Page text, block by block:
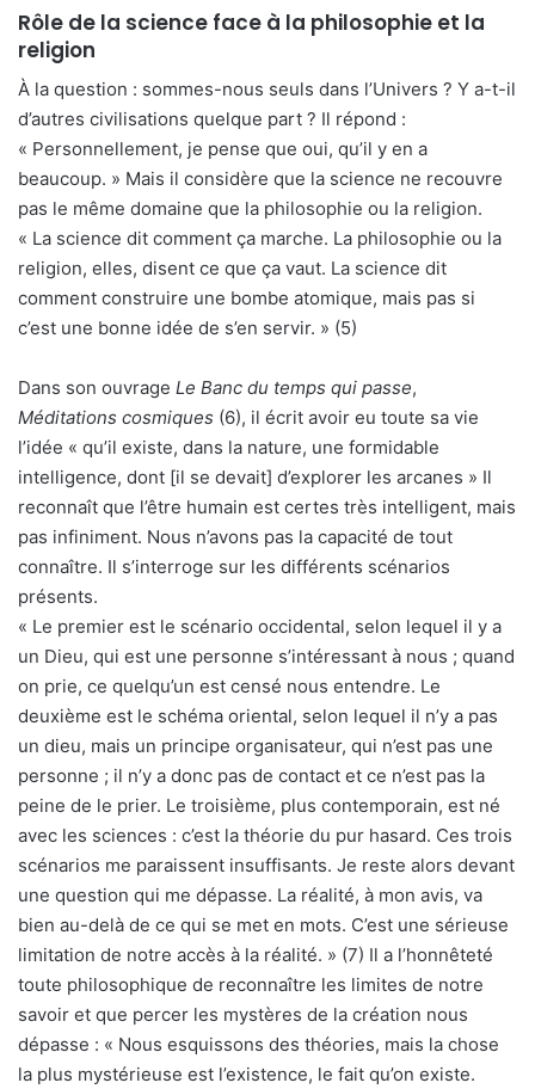
Rôle de la science face à la philosophie et la
religion
À la question : sommes-nous seuls dans l’Univers ? Y a-t-il
d’autres civilisations quelque part ? Il répond :
« Personnellement, je pense que oui, qu’il y en a
beaucoup. » Mais il considère que la science ne recouvre
pas le même domaine que la philosophie ou la religion.
« La science dit comment ça marche. La philosophie ou la
religion, elles, disent ce que ça vaut. La science dit
comment construire une bombe atomique, mais pas si
c’est une bonne idée de s’en servir. » (5)
Dans son ouvrage Le Banc du temps qui passe,
Méditations cosmiques (6), il écrit avoir eu toute sa vie
l’idée « qu’il existe, dans la nature, une formidable
intelligence, dont [il se devait] d’explorer les arcanes » Il
reconnaît que l’être humain est certes très intelligent, mais
pas infiniment. Nous n’avons pas la capacité de tout
connaître. Il s’interroge sur les différents scénarios
présents.
« Le premier est le scénario occidental, selon lequel il y a
un Dieu, qui est une personne s’intéressant à nous ; quand
on prie, ce quelqu’un est censé nous entendre. Le
deuxième est le schéma oriental, selon lequel il n’y a pas
un dieu, mais un principe organisateur, qui n’est pas une
personne ; il n’y a donc pas de contact et ce n’est pas la
peine de le prier. Le troisième, plus contemporain, est né
avec les sciences : c’est la théorie du pur hasard. Ces trois
scénarios me paraissent insuffisants. Je reste alors devant
une question qui me dépasse. La réalité, à mon avis, va
bien au-delà de ce qui se met en mots. C’est une sérieuse
limitation de notre accès à la réalité. » (7) Il a l’honnêteté
toute philosophique de reconnaître les limites de notre
savoir et que percer les mystères de la création nous
dépasse : « Nous esquissons des théories, mais la chose
la plus mystérieuse est l’existence, le fait qu’on existe.